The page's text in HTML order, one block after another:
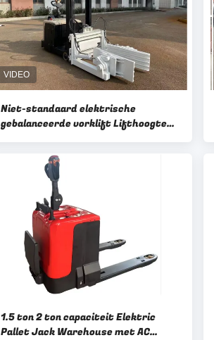
Niet-standaard elektrische
gebalanceerde vorklift Lifthoogte
1.5 ton 2 ton capaciteit Elektric
Pallet Jack Warehouse met AC